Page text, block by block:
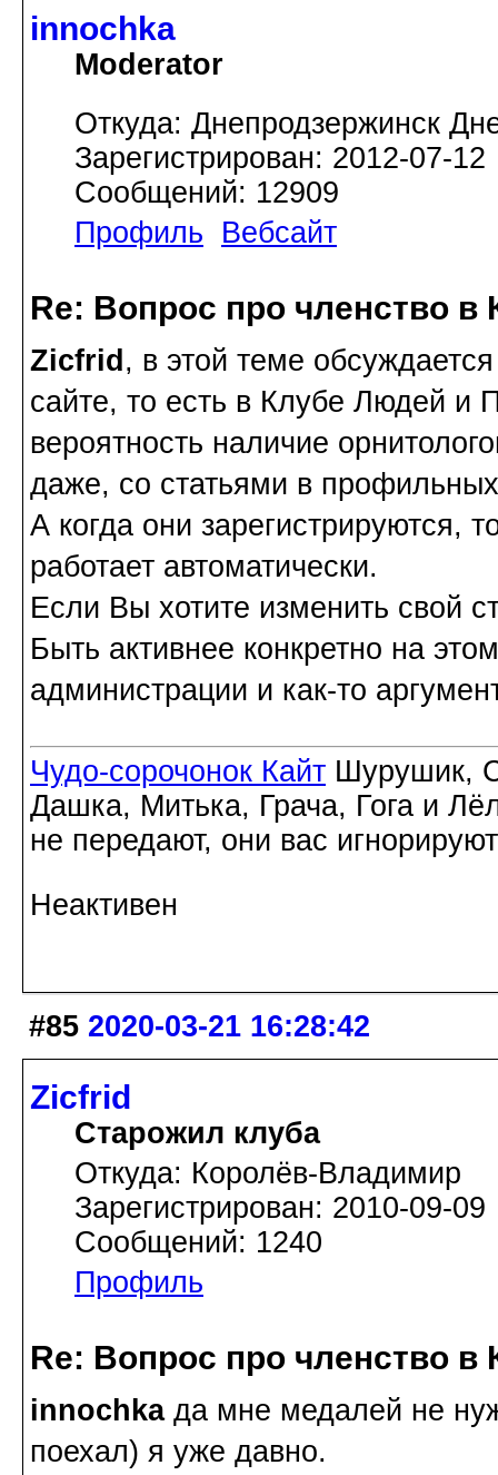
innochka
Moderator
Откуда: Днепродзержинск
Зарегистрирован: 2012-07-12
Сообщений: 12909
Профиль
Вебсайт
Re: Вопрос про членство в
Zicfrid , в этой теме
сайте, то есть в Клубе Людей
вероятность наличие
даже, со статьями в
А когда они зарегистрируются,
работает автоматически.
Если Вы хотите изменить свой
Быть активнее конкретно на
администрации и как-то
Чудо-сорочонок Кайт Шурушик,
Дашка, Митька, Грача, Гога и
не передают, они вас игнорируют
Неактивен
#85 2020-03-21 16:28:42
Zicfrid
Старожил клуба
Откуда: Королёв-Владимир
Зарегистрирован: 2010-09-09
Сообщений: 1240
Профиль
Re: Вопрос про членство в
innochkaда мне медалей не
поехал) я уже давно.